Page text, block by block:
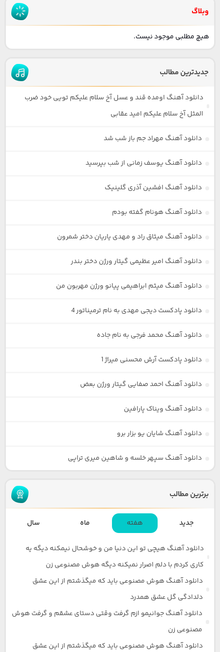
وبلاگ
هیچ مطلبی موجود نیست.
جدیدترین مطالب
دانلود آهنگ اومده قند و عسل آخ سلام علیکم تویی خود ضرب
المثل آخ سلام علیکم امید عقابی
دانلود آهنگ مهراد جم باز شب شد
دانلود آهنگ یوسف زمانی از شب بپرسید
دانلود آهنگ افشین آذری گلینیک
دانلود آهنگ هونام گفته بودم
دانلود آهنگ میثاق راد و مهدی یاریان دختر شمرون
دانلود آهنگ امیر عظیمی گیتار ورژن دختر بندر
دانلود آهنگ میثم ابراهیمی پیانو ورژن مهربون من
دانلود پادکست دیجی مهدی به نام ترمیناتور 4
دانلود آهنگ محمد فرجی به نام جاده
دانلود پادکست آرش محسنی میراژ 1
دانلود آهنگ احمد صفایی گیتار ورژن بعض
دانلود آهنگ ویناک پارافین
دانلود آهنگ شایان یو بزار برو
دانلود آهنگ سپهر خلسه و شاهین میری تراپی
برترین مطالب
جدید هفته ماه سال
دانلود آهنگ هیچی تو این دنیا من و خوشحال نیمکنه دیگه یه
کاری کردم با دلم اصرار نمیکنه دیگه هوش مصنوعی زن
دانلود آهنگ هوش مصنوعی باید که میگذشتم از این عشق
دلدادگی گل عشق همدرد
دانلود آهنگ جوانیمو ازم گرفت وقتی دستای عشقم و گرفت هوش
مصنوعی زن
دانلود آهنگ هوش مصنوعی باید که میگذشتم از این عشق